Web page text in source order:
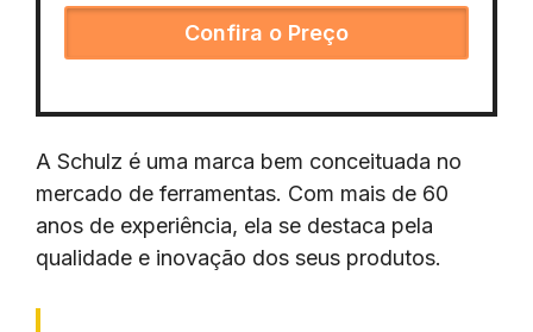
Confira o Preço
A Schulz é uma marca bem conceituada no
mercado de ferramentas. Com mais de 60
anos de experiência, ela se destaca pela
qualidade e inovação dos seus produtos.